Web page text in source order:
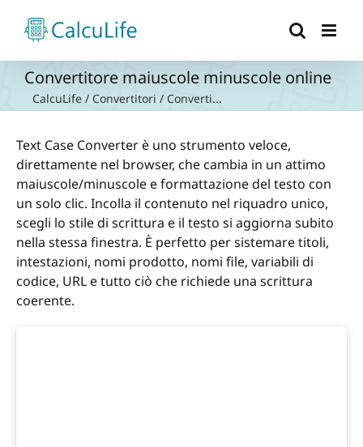
contenuto
Convertitore maiuscole minuscole online
CalcuLife / Convertitori / Converti...
Text Case Converter è uno strumento veloce,
direttamente nel browser, che cambia in un attimo
maiuscole/minuscole e formattazione del testo con
un solo clic. Incolla il contenuto nel riquadro unico,
scegli lo stile di scrittura e il testo si aggiorna subito
nella stessa finestra. È perfetto per sistemare titoli,
intestazioni, nomi prodotto, nomi file, variabili di
codice, URL e tutto ciò che richiede una scrittura
coerente.